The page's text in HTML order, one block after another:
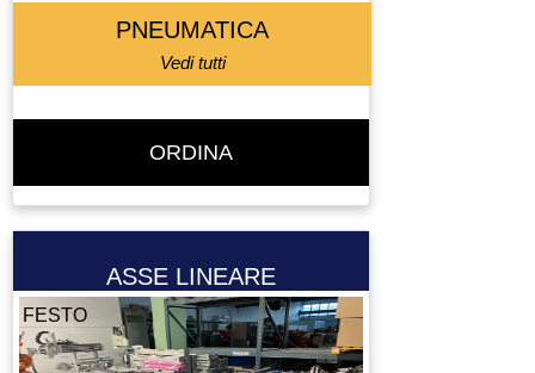
PNEUMATICA
Vedi tutti
ORDINA
ASSE LINEARE
FESTO